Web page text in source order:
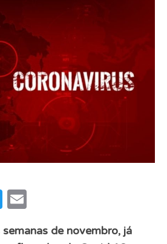
Twitter
de novembro, já